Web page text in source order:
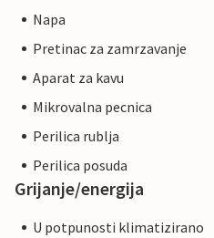
Napa
Pretinac za zamrzavanje
Aparat za kavu
Mikrovalna pecnica
Perilica rublja
Perilica posuda
Grijanje/energija
U potpunosti klimatizirano